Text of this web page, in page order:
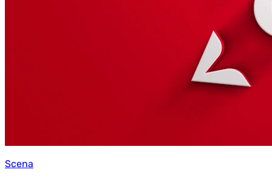
Scena